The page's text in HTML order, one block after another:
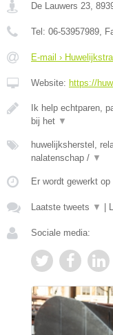
De Lauwers 23,
Tel: 06-53957989,
E-mail ›
Website: https://
Ik help echtparen,
bij het ▼
huwelijksherstel,
nalatenschap / ▼
Er wordt gewerkt
Laatste tweets ▼
Sociale media: